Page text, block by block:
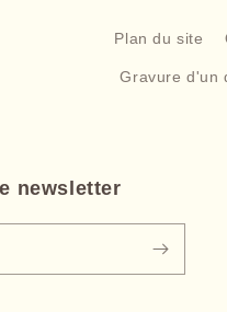
Plan du site
Gravure d'un
newsletter